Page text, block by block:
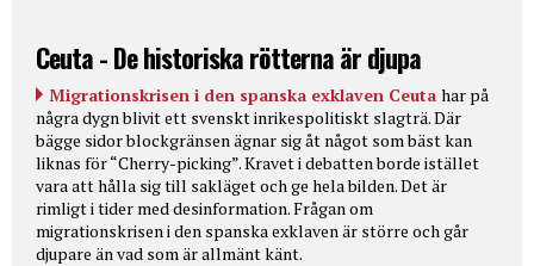
Ceuta - De historiska rötterna är djupa
Migrationskrisen i den spanska exklaven Ceuta har på
några dygn blivit ett svenskt inrikespolitiskt slagträ. Där
bägge sidor blockgränsen ägnar sig åt något som bäst kan
liknas för “Cherry-picking”. Kravet i debatten borde istället
vara att hålla sig till sakläget och ge hela bilden. Det är
rimligt i tider med desinformation. Frågan om
migrationskrisen i den spanska exklaven är större och går
djupare än vad som är allmänt känt.